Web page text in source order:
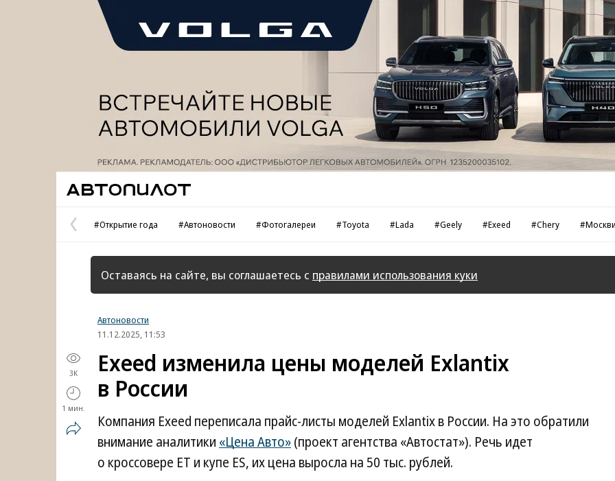
Предыдущая
страница
#Открытие года #Автоновости #Фотогалереи #Toyota #Lada #Geely #Exeed #Chery
Оставаясь на сайте, вы соглашаетесь с правилами использования куки
Автоновости
11.12.2025, 11:53
3K
1 мин.
Exeed изменила цены моделей Exlantix
в России
Компания Exeed переписала прайс-листы моделей Exlantix в России. На это обратили
внимание аналитики «Цена Авто»(проект агентства «Автостат»). Речь идет
о кроссовере ET и купе ES, их цена выросла на 50 тыс. рублей.